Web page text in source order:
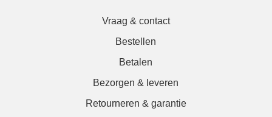
Vraag & contact
Bestellen
Betalen
Bezorgen & leveren
Retourneren & garantie